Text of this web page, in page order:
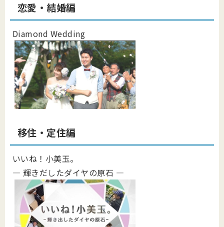
恋愛・結婚編
Diamond Wedding
移住・定住編
いいね！小美玉。
― 輝きだしたダイヤの原石 ―